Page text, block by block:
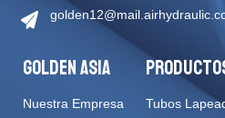
GOLDEN ASIA
Nuestra Empresa
Tubos